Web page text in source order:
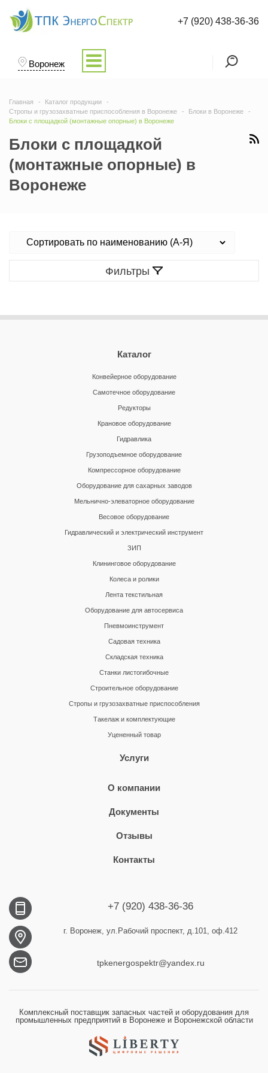
Воронеж
+7 (920) 438-36-36
Главная
Каталог продукции
Стропы и грузозахватные приспособления в Воронеже
Блоки в Воронеже
Блоки с площадкой (монтажные опорные) в Воронеже
Блоки с площадкой
(монтажные опорные) в
Воронеже
Фильтры
Каталог
Конвейерное оборудование
Самотечное оборудование
Редукторы
Крановое оборудование
Гидравлика
Грузоподъемное оборудование
Компрессорное оборудование
Оборудование для сахарных заводов
Мельнично-элеваторное оборудование
Весовое оборудование
Гидравлический и электрический инструмент
ЗИП
Клининговое оборудование
Колеса и ролики
Лента текстильная
Оборудование для автосервиса
Пневмоинструмент
Садовая техника
Складская техника
Станки листогибочные
Строительное оборудование
Стропы и грузозахватные приспособления
Такелаж и комплектующие
Уцененный товар
Услуги
О компании
Документы
Отзывы
Контакты
+7 (920) 438-36-36
г. Воронеж, ул.Рабочий проспект, д.101, оф.412
tpkenergospektr@yandex.ru
Комплексный поставщик запасных частей и оборудования для
промышленных предприятий в Воронеже и Воронежской области